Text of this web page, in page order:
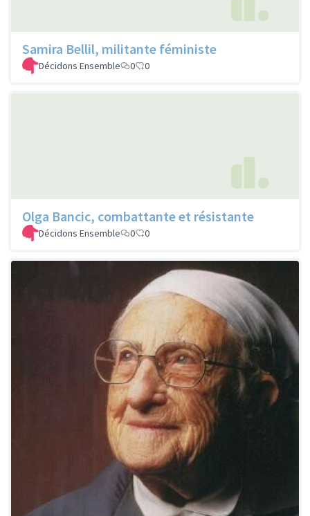
Samira Bellil, militante féministe
Décidons Ensemble 0 0
Olga Bancic, combattante et résistante
Décidons Ensemble 0 0